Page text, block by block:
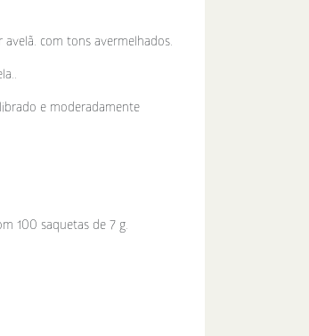
com tons avermelhados.
e moderadamente
com 100 saquetas de 7 g.